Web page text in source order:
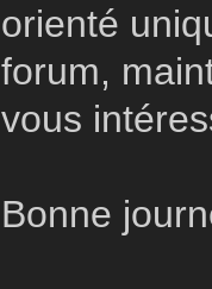
orienté
forum,
vous
Bonne